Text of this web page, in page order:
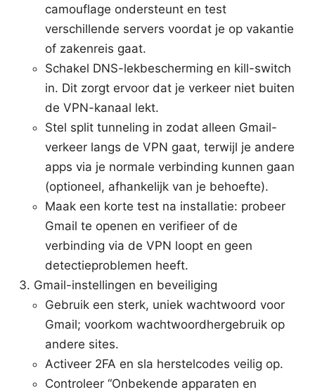
camouflage ondersteunt en test
verschillende servers voordat je op vakantie
of zakenreis gaat.
Schakel DNS-lekbescherming en kill-switch
in. Dit zorgt ervoor dat je verkeer niet buiten
de VPN-kanaal lekt.
Stel split tunneling in zodat alleen Gmail-
verkeer langs de VPN gaat, terwijl je andere
apps via je normale verbinding kunnen gaan
(optioneel, afhankelijk van je behoefte).
Maak een korte test na installatie: probeer
Gmail te openen en verifieer of de
verbinding via de VPN loopt en geen
detectieproblemen heeft.
Gmail-instellingen en beveiliging
Gebruik een sterk, uniek wachtwoord voor
Gmail; voorkom wachtwoordhergebruik op
andere sites.
Activeer 2FA en sla herstelcodes veilig op.
Controleer “Onbekende apparaten en